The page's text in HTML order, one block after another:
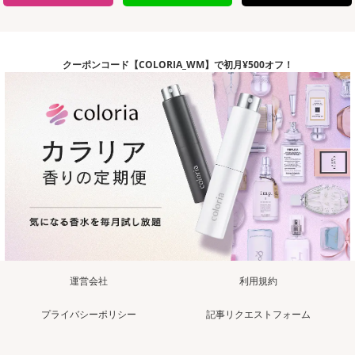
クーポンコード【COLORIA_WM】で初月¥500オフ！
運営会社 利用規約
プライバシーポリシー 記事リクエストフォーム